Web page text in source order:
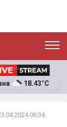
18.43°C
06:34